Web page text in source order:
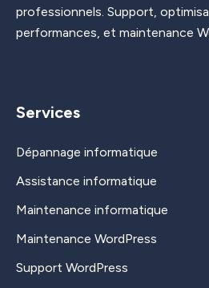
professionnels. Support,
performances, et maintenance
Services
Dépannage informatique
Assistance informatique
Maintenance informatique
Maintenance WordPress
Support WordPress